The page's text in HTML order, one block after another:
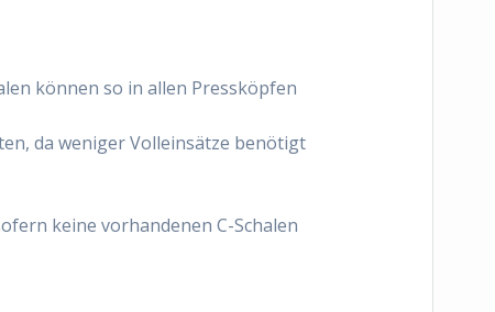
können so in allen Pressköpfen
da weniger Volleinsätze benötigt
keine vorhandenen C-Schalen